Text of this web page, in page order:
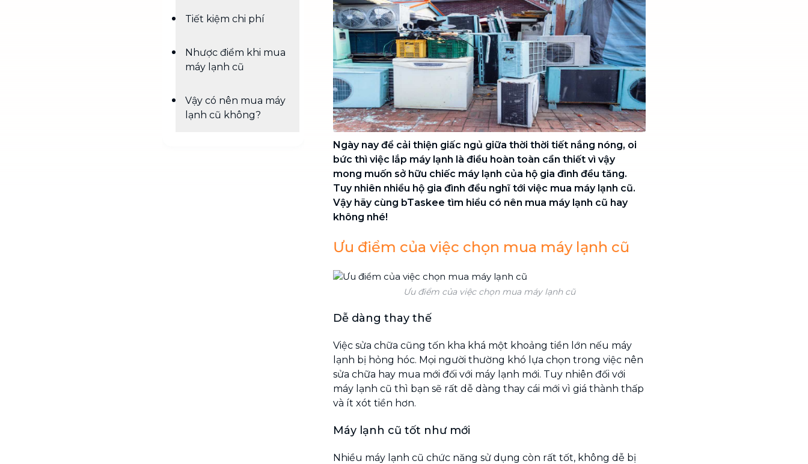
Chuyển nhà trọn gói, không lo dọn
dẹp nơi đi nơi đến
Vệ sinh công nghiệp NEW
Vệ sinh chuyên nghiệp cho văn
phòng, nhà xưởng, công trình lớn
Tiết kiệm chi phí
Nhược điểm khi mua
máy lạnh cũ
Vậy có nên mua máy
lạnh cũ không?
Ngày nay để cải thiện giấc ngủ giữa thời thời tiết nắng nóng, oi
bức thì việc lắp máy lạnh là điều hoàn toàn cần thiết vì vậy
mong muốn sở hữu chiếc máy lạnh của hộ gia đình đều tăng.
Tuy nhiên nhiều hộ gia đình đều nghĩ tới việc mua máy lạnh cũ.
Vậy hãy cùng bTaskee tìm hiểu có nên mua máy lạnh cũ hay
không nhé!
Ưu điểm của việc chọn mua máy lạnh cũ
Ưu điểm của việc chọn mua máy lạnh cũ
Dễ dàng thay thế
Việc sửa chữa cũng tốn kha khá một khoảng tiền lớn nếu máy
lạnh bị hỏng hóc. Mọi người thường khó lựa chọn trong việc nên
sửa chữa hay mua mới đối với máy lạnh mới. Tuy nhiên đối với
máy lạnh cũ thì bạn sẽ rất dễ dàng thay cái mới vì giá thành thấp
và ít xót tiền hơn.
Máy lạnh cũ tốt như mới
Nhiều máy lạnh cũ chức năng sử dụng còn rất tốt, không dễ bị